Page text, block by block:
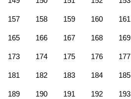
157 158 159 160 161
165 166 167 168 169
173 174 175 176 177
181 182 183 184 185
189 190 191 192 193